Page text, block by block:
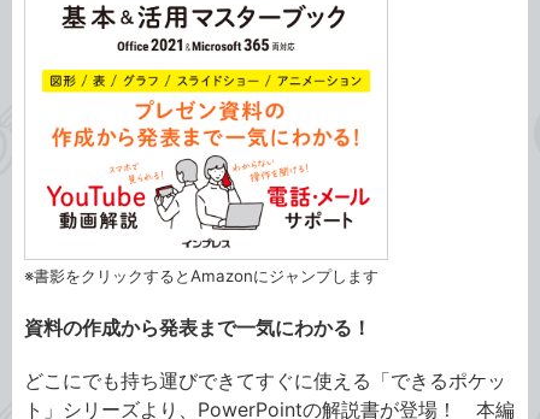
※書影をクリックするとAmazonにジャンプします
資料の作成から発表まで一気にわかる！
どこにでも持ち運びできてすぐに使える「できるポケッ
ト」シリーズより、PowerPointの解説書が登場！ 本編